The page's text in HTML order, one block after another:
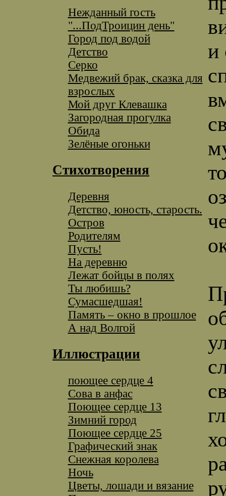
Нежданный гость
"...ПодТроицин день"
Город под водой
Детство
Серко
Медвежий брак, сказка для
взрослых
Мой друг Клевашка
Загородная прогулка
Обида
Зелёные огоньки
Стихотворения
Деревня
Детство, юность, старость.
Остров
Родителям
Пусть!
На деревню
Лежат бойцы в полях
Ты любишь?
Сумасшедшая!
Память – окно в прошлое
А над Волгой
Иллюстрации
поющее сердце 4
Сова в анфас
Поющее сердце 13
Зимний город
Поющее сердце 25
Графический знак
Снежная королева
Ночь
Цветы, лошади и вязание
и